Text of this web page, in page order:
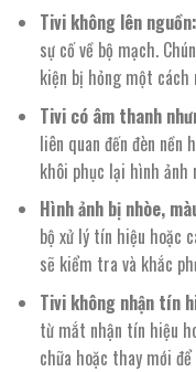
Tivi không lên nguồn:
sự cố về bộ mạch.
kiện bị hỏng một cách
Tivi có âm thanh
liên quan đến đèn nền
khôi phục lại hình
Hình ảnh bị nhòe,
bộ xử lý tín hiệu hoặc
sẽ kiểm tra và khắc
Tivi không nhận tín
từ mắt nhận tín hiệu
chữa hoặc thay mới